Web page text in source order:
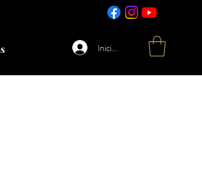
Iniciar sesión